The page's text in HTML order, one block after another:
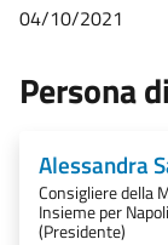
04/10/2021
Persona
Alessandra
Consigliere della
Insieme per
(Presidente)